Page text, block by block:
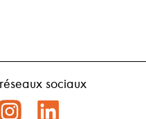
sociaux